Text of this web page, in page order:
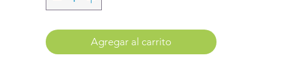
Tamaño 44" alto x 31" x 12"
Agregar al carrito